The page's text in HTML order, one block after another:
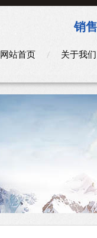
销
网站首页 关于我们